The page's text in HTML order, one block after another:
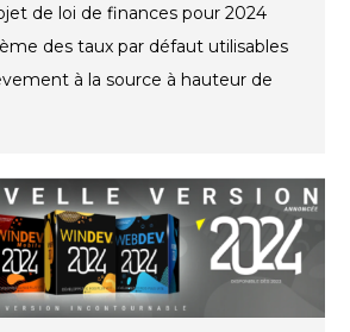
de loi de finances pour 2024
des taux par défaut utilisables
à la source à hauteur de